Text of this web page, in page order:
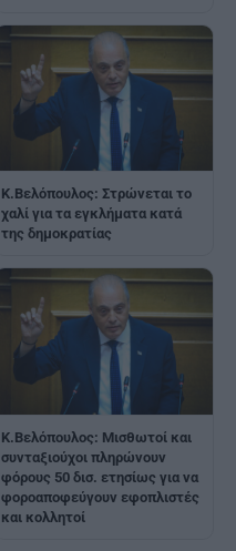
Κ.Βελόπουλος: Στρώνεται το
χαλί για τα εγκλήματα κατά
της δημοκρατίας
Κ.Βελόπουλος: Μισθωτοί και
συνταξιούχοι πληρώνουν
φόρους 50 δισ. ετησίως για να
φοροαποφεύγουν εφοπλιστές
και κολλητοί